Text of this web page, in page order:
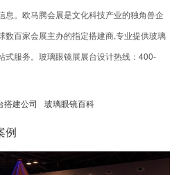
息。欧马腾会展是文化科技产业的独角兽企
数百家会展主办的指定搭建商,专业提供玻璃
服务。玻璃眼镜展展台设计热线： 400-
搭建公司 玻璃眼镜百科
例